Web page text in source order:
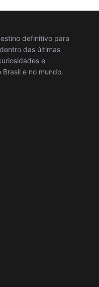
definitivo para
das últimas
e
e no mundo.